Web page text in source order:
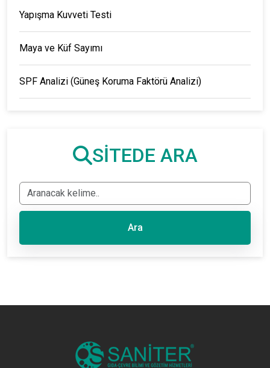
Yapışma Kuvveti Testi
Maya ve Küf Sayımı
SPF Analizi (Güneş Koruma Faktörü Analizi)
SİTEDE ARA
Ara